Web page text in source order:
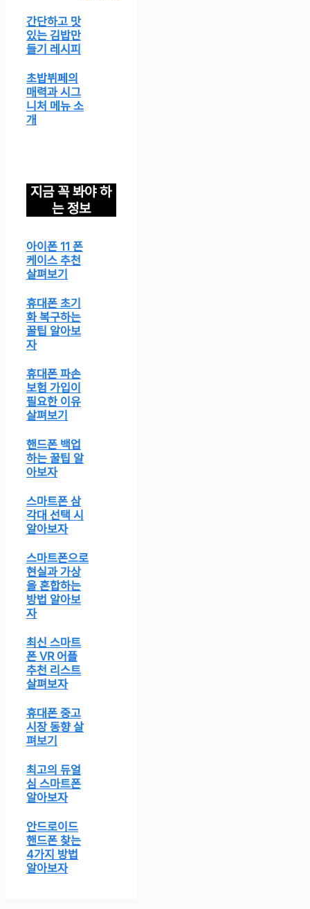
간단하고 맛
있는 김밥만
들기 레시피
초밥뷔페의
매력과 시그
니처 메뉴 소
개
지금 꼭 봐야 하
는 정보
아이폰 11 폰
케이스 추천
살펴보기
휴대폰 초기
화 복구하는
꿀팁 알아보
자
휴대폰 파손
보험 가입이
필요한 이유
살펴보기
핸드폰 백업
하는 꿀팁 알
아보자
스마트폰 삼
각대 선택 시
알아보자
스마트폰으로
현실과 가상
을 혼합하는
방법 알아보
자
최신 스마트
폰 VR 어플
추천 리스트
살펴보자
휴대폰 중고
시장 동향 살
펴보기
최고의 듀얼
심 스마트폰
알아보자
안드로이드
핸드폰 찾는
4가지 방법
알아보자